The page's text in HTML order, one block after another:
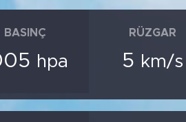
BASINÇ
hpa
RÜZGAR
5 km/s